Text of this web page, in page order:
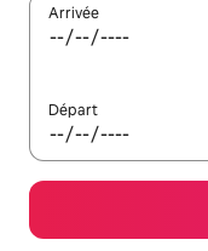
Arrivée
Départ